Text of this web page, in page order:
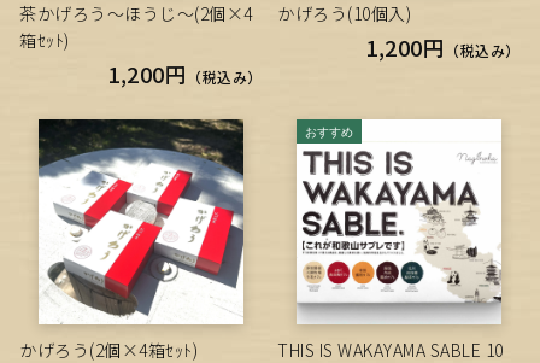
茶かげろう～ほうじ～(2個×4
箱ｾｯﾄ)
1,200円 （税込み）
かげろう(10個入)
1,200円 （税込み）
かげろう(2個×4箱ｾｯﾄ)
THIS IS WAKAYAMA SABLE 10